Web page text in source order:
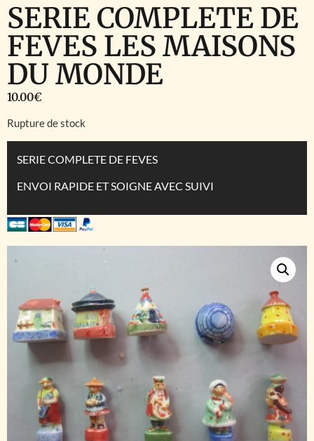
SERIE COMPLETE DE
FEVES LES MAISONS
DU MONDE
10.00€
Rupture de stock
SERIE COMPLETE DE FEVES
ENVOI RAPIDE ET SOIGNE AVEC SUIVI